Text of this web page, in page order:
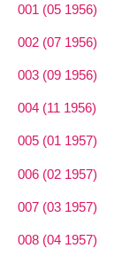
001 (05 1956)
002 (07 1956)
003 (09 1956)
004 (11 1956)
005 (01 1957)
006 (02 1957)
007 (03 1957)
008 (04 1957)